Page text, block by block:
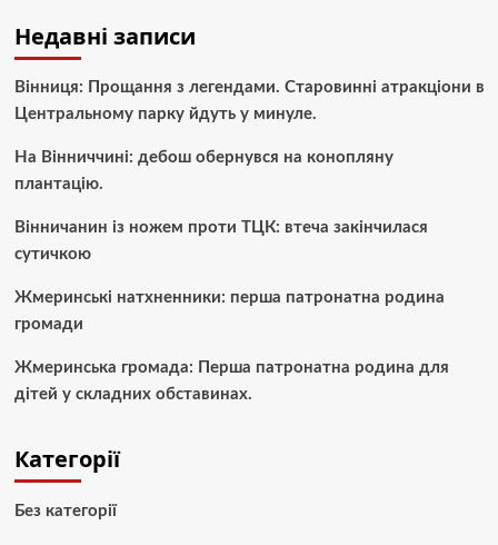
Недавні записи
Вінниця: Прощання з легендами. Старовинні атракціони в
Центральному парку йдуть у минуле.
На Вінниччині: дебош обернувся на конопляну
плантацію.
Вінничанин із ножем проти ТЦК: втеча закінчилася
сутичкою
Жмеринські натхненники: перша патронатна родина
громади
Жмеринська громада: Перша патронатна родина для
дітей у складних обставинах.
Категорії
Без категорії